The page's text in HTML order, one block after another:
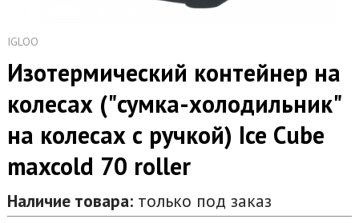
IGLOO
Изотермический контейнер на
колесах ("сумка-холодильник"
на колесах с ручкой) Ice Cube
maxcold 70 roller
Наличие товара:только под заказ